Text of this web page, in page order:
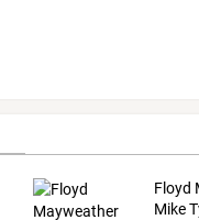
Floyd
Mike